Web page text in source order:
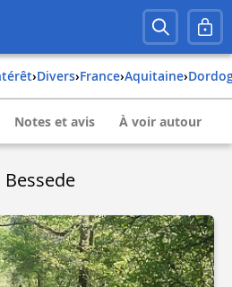
› Divers› france› aquitaine›
Notes et avis À voir autour